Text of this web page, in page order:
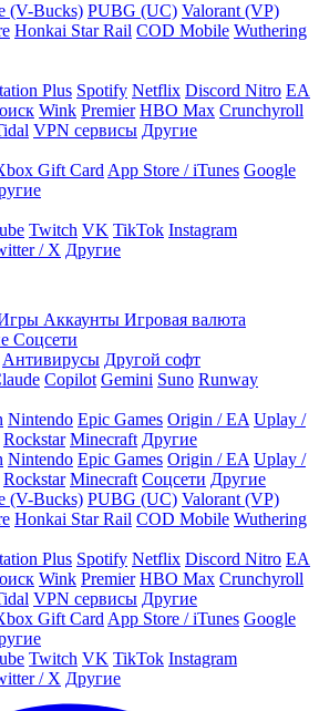
(V-Bucks) PUBG (UC) Valorant (VP)
Honkai Star Rail COD Mobile Wuthering
Plus Spotify Netflix Discord Nitro EA
Wink Premier HBO Max Crunchyroll
VPN сервисы Другие
Gift Card App Store / iTunes Google
Twitch VK TikTok Instagram
/ X Другие
Аккаунты Игровая валюта
Соцсети
Антивирусы Другой софт
Copilot Gemini Suno Runway
Nintendo Epic Games Origin / EA Uplay /
Rockstar Minecraft Другие
Nintendo Epic Games Origin / EA Uplay /
Rockstar Minecraft Соцсети Другие
(V-Bucks) PUBG (UC) Valorant (VP)
Honkai Star Rail COD Mobile Wuthering
Plus Spotify Netflix Discord Nitro EA
Wink Premier HBO Max Crunchyroll
VPN сервисы Другие
Gift Card App Store / iTunes Google
Twitch VK TikTok Instagram
/ X Другие